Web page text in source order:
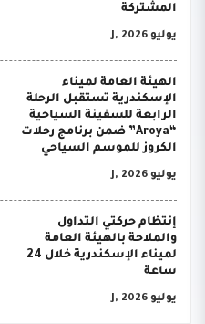
المشتركة
يوليو J, 2026
الهيئة العامة لميناء
الإسكندرية تستقبل الرحلة
الرابعة للسفينة السياحية
“Aroya” ضمن برنامج رحلات
الكروز للموسم السياحي
يوليو J, 2026
إنتظام حركتي التداول
والملاحة بالهيئة العامة
لميناء الإسكندرية خلال 24
ساعة
يوليو J, 2026